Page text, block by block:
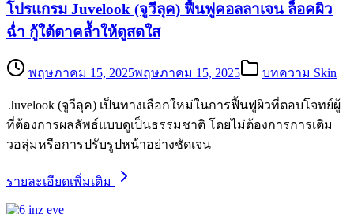
โปรแกรม Juvelook (จูวีลุค) ฟื้นฟูคอลลาเจน ล็อคผิว
ฉ่ำ กู้ใต้ตาคล้ำให้ดูสดใส
พฤษภาคม 15, 2025พฤษภาคม 15, 2025 บทความ Skin
Juvelook (จูวีลุค) เป็นทางเลือกใหม่ในการฟื้นฟูผิวที่ตอบโจทย์ผู้
ที่ต้องการผลลัพธ์แบบดูเป็นธรรมชาติ โดยไม่ต้องการการเติม
วอลุ่มหรือการปรับรูปหน้าอย่างชัดเจน
รายละเอียดเพิ่มเติม